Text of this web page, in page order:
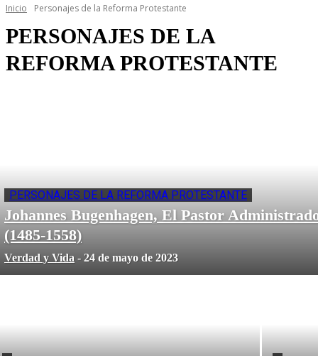
Inicio Personajes de la Reforma Protestante
PERSONAJES DE LA
REFORMA PROTESTANTE
PERSONAJES DE LA REFORMA PROTESTANTE
Johannes Bugenhagen, El Pastor
(1485-1558)
Verdad y Vida - 24 de mayo de 2023